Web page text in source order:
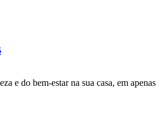
e do bem-estar na sua casa, em apenas